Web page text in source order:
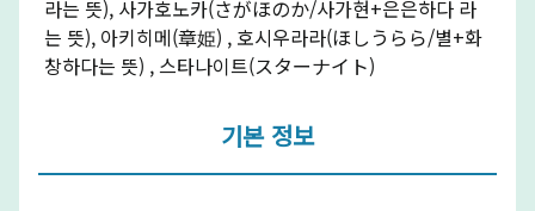
라는 뜻), 사가호노카(さがほのか/사가현+은은하다 라
는 뜻), 아키히메(章姫) , 호시우라라(ほしうらら/별+화
창하다는 뜻) , 스타나이트(スターナイト)
기본 정보